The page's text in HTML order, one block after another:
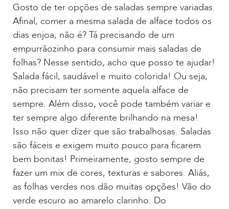
Gosto de ter opções de saladas sempre variadas.
Afinal, comer a mesma salada de alface todos os
dias enjoa, não é? Tá precisando de um
empurrãozinho para consumir mais saladas de
folhas? Nesse sentido, acho que posso te ajudar!
Salada fácil, saudável e muito colorida! Ou seja,
não precisam ter somente aquela alface de
sempre. Além disso, você pode também variar e
ter sempre algo diferente brilhando na mesa!
Isso não quer dizer que são trabalhosas. Saladas
são fáceis e exigem muito pouco para ficarem
bem bonitas! Primeiramente, gosto sempre de
fazer um mix de cores, texturas e sabores. Aliás,
as folhas verdes nos dão muitas opções! Vão do
verde escuro ao amarelo clarinho. Do